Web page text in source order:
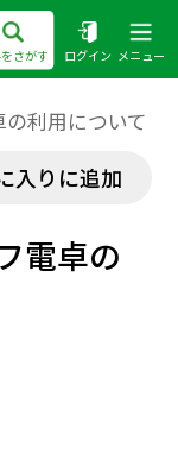
さがす ログイン メニュー
利用について
入りに追加
電卓の